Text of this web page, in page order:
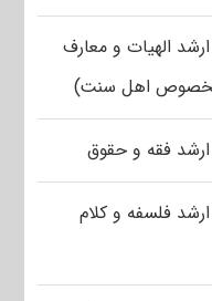
الهیات و معارف
اهل سنت)
فقه و حقوق
فلسفه و کلام